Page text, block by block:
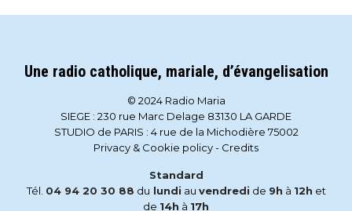
Une radio catholique, mariale, d’évangelisation
© 2024 Radio Maria
SIEGE : 230 rue Marc Delage 83130 LA GARDE
STUDIO de PARIS : 4 rue de la Michodière 75002
Privacy & Cookie policy- Credits
Standard
Tél. 04 94 20 30 88 du lundi au vendredi de 9h à 12h et
de 14h à 17h